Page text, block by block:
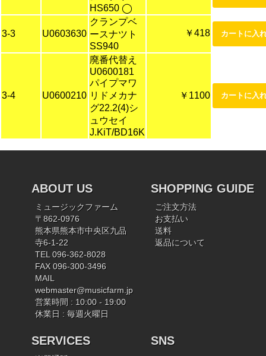
HS650 ◯
3-3 U0603630
クランプベ
ースナツト
SS940
￥418
3-4 U0600210
廃番代替え
U0600181
パイプマワ
リドメカナ
グ22.2(4)シ
ュウセイ
J.KiT/BD16K
￥1100
ABOUT US
ミュージックファーム
〒862-0976
熊本県熊本市中央区九品
寺6-1-22
TEL 096-362-8028
FAX 096-300-3496
MAIL
webmaster@musicfarm.jp
営業時間 : 10:00 - 19:00
休業日 : 毎週火曜日
SHOPPING GUIDE
ご注文方法
お支払い
送料
返品について
SERVICES SNS